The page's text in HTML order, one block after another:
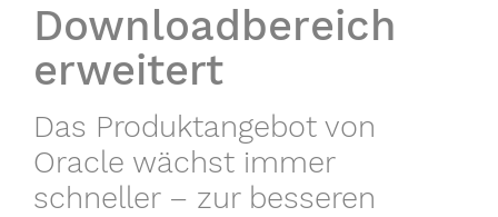
Downloadbereich
erweitert
Das Produktangebot von
Oracle wächst immer
schneller – zur besseren